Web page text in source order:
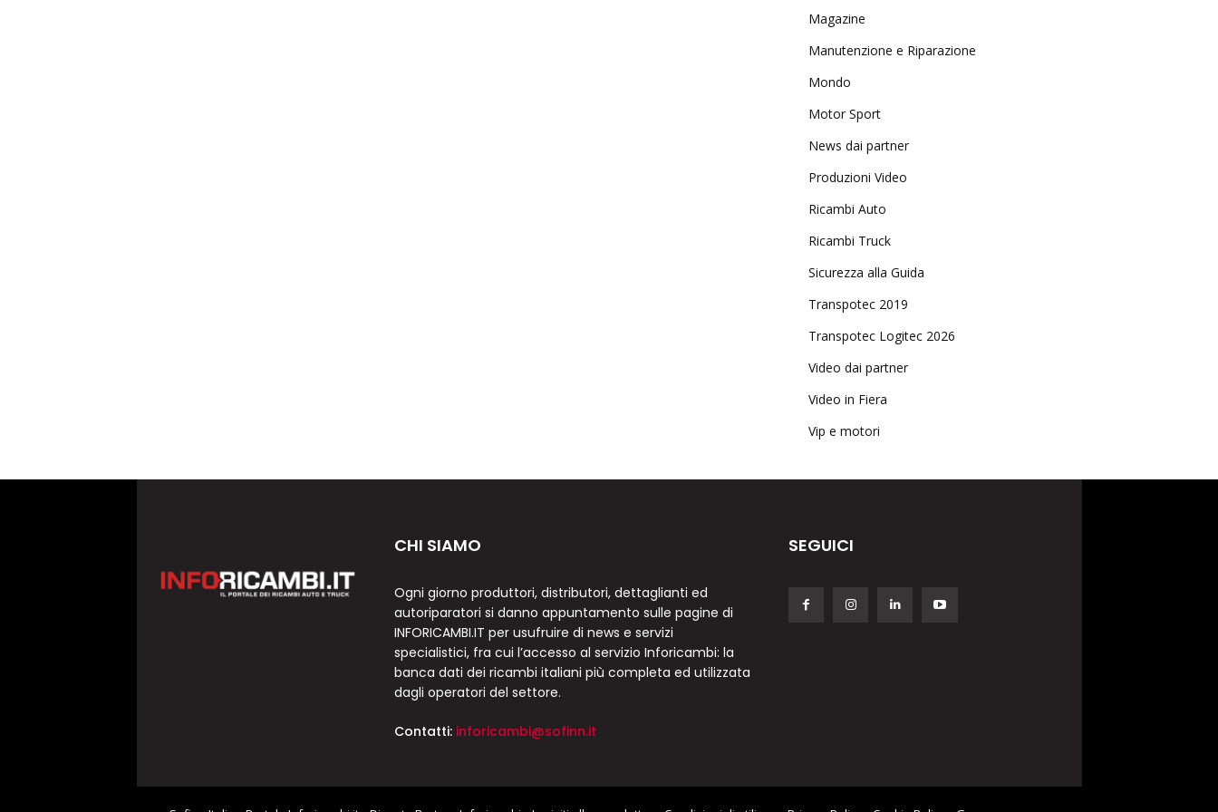
Magazine
Manutenzione e Riparazione
Mondo
Motor Sport
News dai partner
Produzioni Video
Ricambi Auto
Ricambi Truck
Sicurezza alla Guida
Transpotec 2019
Transpotec Logitec 2026
Video dai partner
Video in Fiera
Vip e motori
CHI SIAMO
Ogni giorno produttori, distributori, dettaglianti ed
autoriparatori si danno appuntamento sulle pagine di
INFORICAMBI.IT per usufruire di news e servizi
specialistici, fra cui l’accesso al servizio Inforicambi: la
banca dati dei ricambi italiani più completa ed utilizzata
dagli operatori del settore.
Contatti: inforicambi@sofinn.it
SEGUICI